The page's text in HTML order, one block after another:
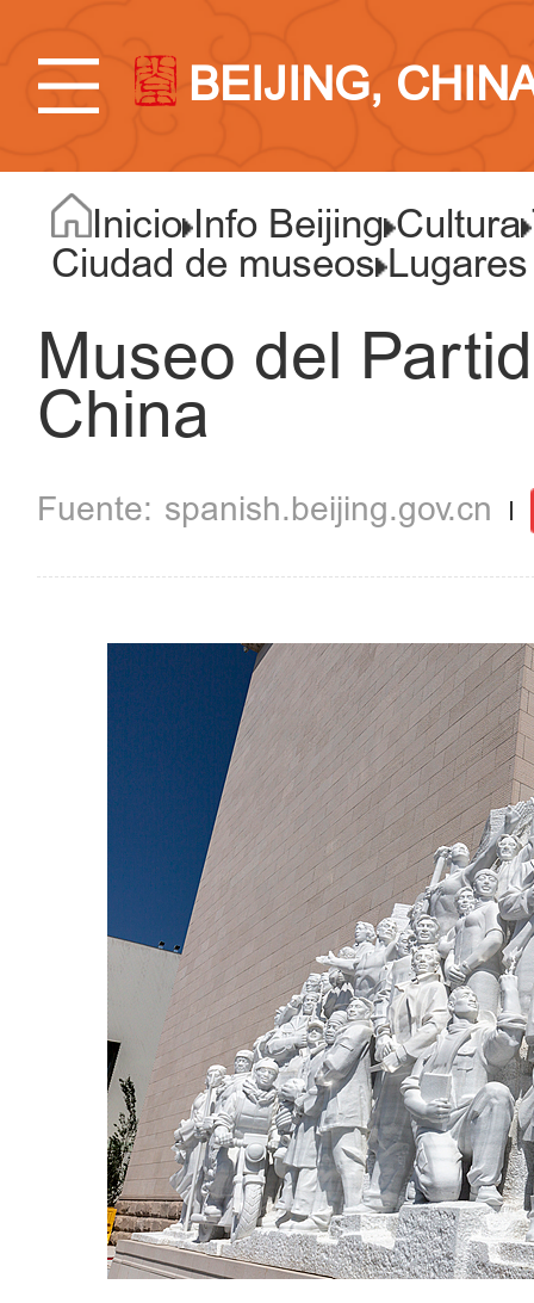
BEIJING,
Inicio Info Beijing Cultura
Ciudad de museos Lugares
Museo del
China
spanish.beijing.gov.cn